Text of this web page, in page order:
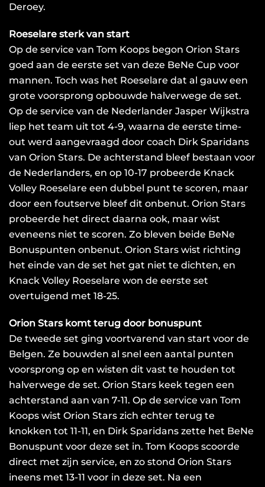
Deroey.
Roeselare sterk van start
Op de service van Tom Koops begon Orion Stars
goed aan de eerste set van deze BeNe Cup voor
mannen. Toch was het Roeselare dat al gauw een
grote voorsprong opbouwde halverwege de set.
Op de service van de Nederlander Jasper Wijkstra
liep het team uit tot 4-9, waarna de eerste time-
out werd aangevraagd door coach Dirk Sparidans
van Orion Stars. De achterstand bleef bestaan voor
de Nederlanders, en op 10-17 probeerde Knack
Volley Roeselare een dubbel punt te scoren, maar
door een foutserve bleef dit onbenut. Orion Stars
probeerde het direct daarna ook, maar wist
eveneens niet te scoren. Zo bleven beide BeNe
Bonuspunten onbenut. Orion Stars wist richting
het einde van de set het gat niet te dichten, en
Knack Volley Roeselare won de eerste set
overtuigend met 18-25.
Orion Stars komt terug door bonuspunt
De tweede set ging voortvarend van start voor de
Belgen. Ze bouwden al snel een aantal punten
voorsprong op en wisten dit vast te houden tot
halverwege de set. Orion Stars keek tegen een
achterstand aan van 7-11. Op de service van Tom
Koops wist Orion Stars zich echter terug te
knokken tot 11-11, en Dirk Sparidans zette het BeNe
Bonuspunt voor deze set in. Tom Koops scoorde
direct met zijn service, en zo stond Orion Stars
ineens met 13-11 voor in deze set. Na een